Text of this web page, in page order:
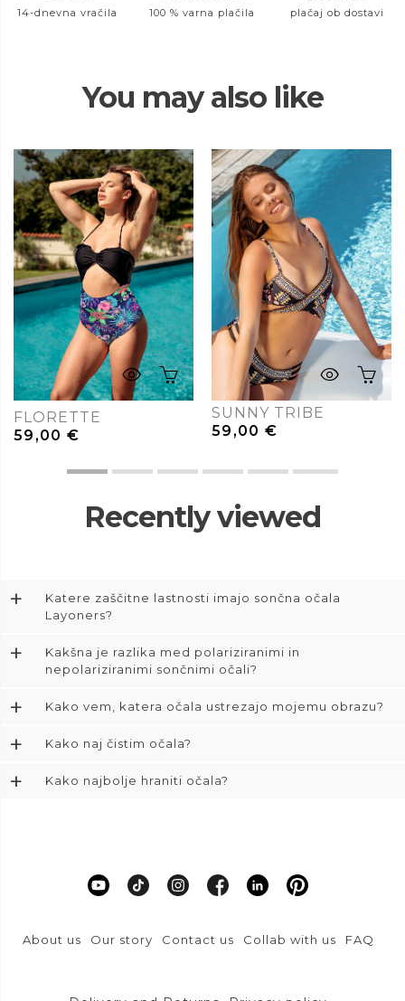
14-dnevna vračila
100 % varna plačila
plačaj ob dostavi
You may also like
FLORETTE
59,00€
SUNNY TRIBE
59,00€
Recently viewed
+
Katere zaščitne lastnosti imajo sončna očala
Layoners?
+
Kakšna je razlika med polariziranimi in
nepolariziranimi sončnimi očali?
+ Kako vem, katera očala ustrezajo mojemu obrazu?
+ Kako naj čistim očala?
+ Kako najbolje hraniti očala?
About us Our story Contact us Collab with us FAQ